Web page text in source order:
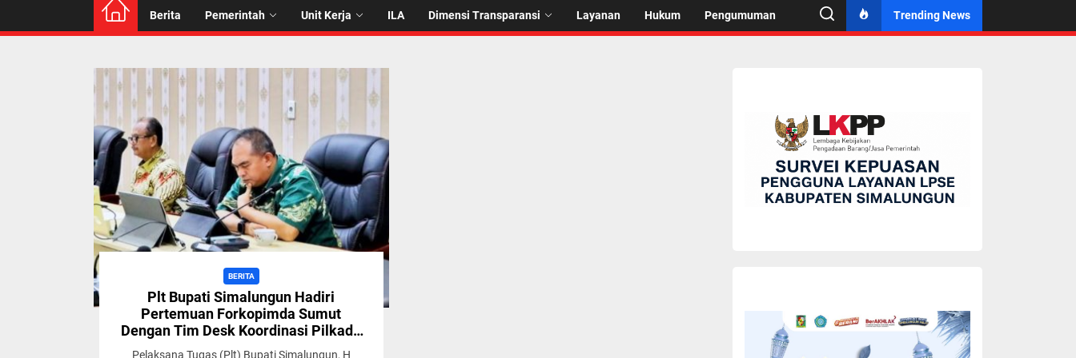
Berita Pemerintah Unit Kerja ILA Dimensi Transparansi Layanan Hukum Pengumuman Trending News
BERITA
Plt Bupati Simalungun Hadiri
Pertemuan Forkopimda Sumut
Dengan Tim Desk Koordinasi Pilkada
Serentak Dari Kemenko Polkam RI
Pelaksana Tugas (Plt) Bupati Simalungun, H